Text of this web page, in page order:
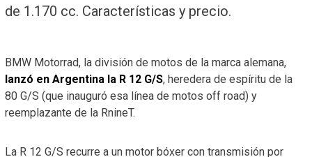
de 1.170 cc. Características y precio.
BMW Motorrad, la división de motos de la marca alemana,
lanzó en Argentina la R 12 G/S, heredera de espíritu de la
80 G/S (que inauguró esa línea de motos off road) y
reemplazante de la RnineT.
La R 12 G/S recurre a un motor bóxer con transmisión por